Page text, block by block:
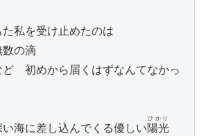
私を受け止めたのは
数の滴
　初めから届くはずなんてなかっ
海に差し込んでくる優しい陽光
ひかり